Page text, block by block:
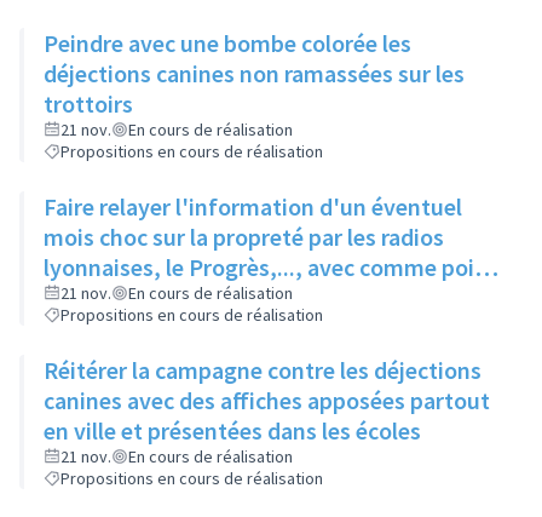
Peindre avec une bombe colorée les
déjections canines non ramassées sur les
trottoirs
21 nov.
En cours de réalisation
Propositions en cours de réalisation
Faire relayer l'information d'un éventuel
mois choc sur la propreté par les radios
lyonnaises, le Progrès,..., avec comme point
d'accroche: "Rillieux, campagne choc pour
sa propreté"
21 nov.
En cours de réalisation
Propositions en cours de réalisation
Réitérer la campagne contre les déjections
canines avec des affiches apposées partout
en ville et présentées dans les écoles
21 nov.
En cours de réalisation
Propositions en cours de réalisation